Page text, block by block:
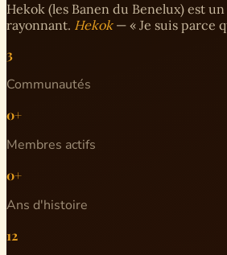
Hekok (les Banen du Benelux) est
rayonnant. Hekok— « Je suis parce
3
Communautés
0+
Membres actifs
0+
Ans d'histoire
12